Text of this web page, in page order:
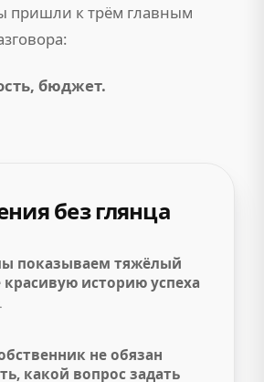
пришли к трём главным
бюджет.
без глянца
показываем тяжёлый
красивую историю успеха
не обязан
какой вопрос задать